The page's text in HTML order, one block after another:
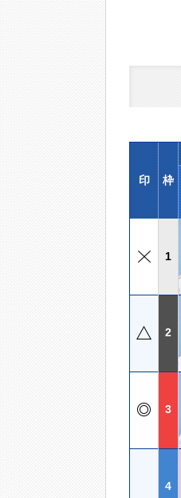
印 枠
1
2
3
4